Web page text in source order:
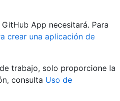
App necesitará. Para
crear una aplicación de
trabajo, solo proporcione la
consulta Uso de